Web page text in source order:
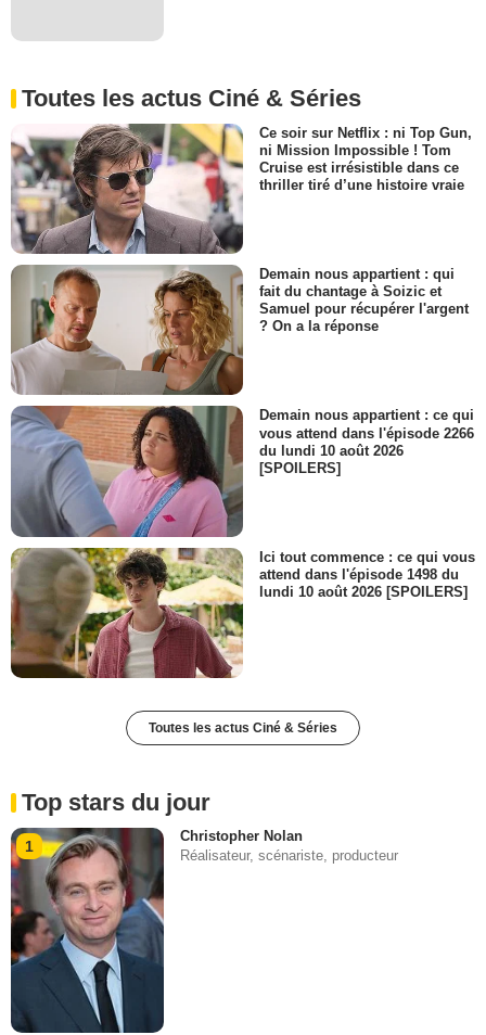
Toutes les actus Ciné & Séries
Ce soir sur Netflix : ni Top Gun,
ni Mission Impossible ! Tom
Cruise est irrésistible dans ce
thriller tiré d’une histoire vraie
Demain nous appartient : qui
fait du chantage à Soizic et
Samuel pour récupérer l'argent
? On a la réponse
Demain nous appartient : ce qui
vous attend dans l'épisode 2266
du lundi 10 août 2026
[SPOILERS]
Ici tout commence : ce qui vous
attend dans l'épisode 1498 du
lundi 10 août 2026 [SPOILERS]
Toutes les actus Ciné & Séries
Top stars du jour
1
Christopher Nolan
Réalisateur, scénariste, producteur